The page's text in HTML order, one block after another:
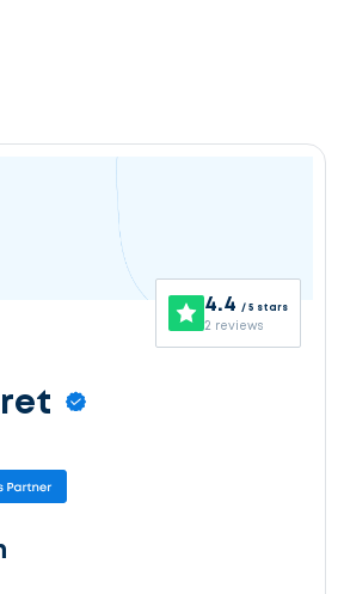
4.4 / 5 stars
2 reviews